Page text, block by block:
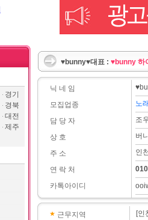
경기
경북
대전
제주
♥bunny♥대표 : ♥bunny 하
닉 네 임
모집업종
담 당 자
상 호
주 소
연 락 처
카톡아이디
노
조
버
인
근무지역
[인